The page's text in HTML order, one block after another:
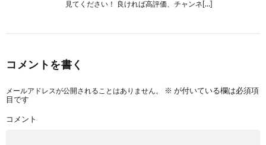
見てください！ 良ければ高評価、チャンネ[…]
コメントを書く
メールアドレスが公開されることはありません。 ※ が付いている欄は必須項
目です
コメント